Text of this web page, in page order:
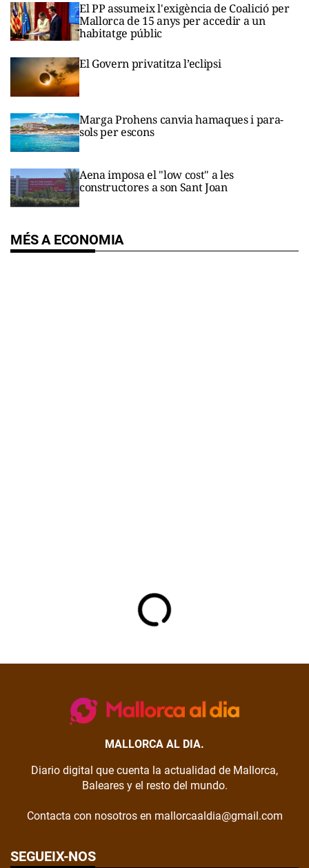
El PP assumeix l'exigència de Coalició per
Mallorca de 15 anys per accedir a un
habitatge públic
El Govern privatitza l’eclipsi
Marga Prohens canvia hamaques i para-
sols per escons
Aena imposa el "low cost" a les
constructores a son Sant Joan
MÉS A ECONOMIA
MALLORCA AL DIA.
Diario digital que cuenta la actualidad de Mallorca,
Baleares y el resto del mundo.
Contacta con nosotros en mallorcaaldia@gmail.com
SEGUEIX-NOS